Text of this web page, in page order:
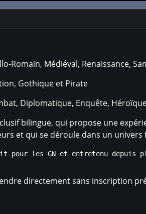
Romain, Médiéval, Renaissance,
Gothique et Pirate
Diplomatique, Enquête,
bilingue, qui propose une
et qui se déroule dans un
directement sans inscription